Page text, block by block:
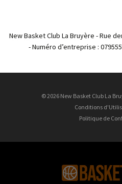
New Basket Club La Bruyère - Rue
- Numéro d’entreprise :
© 2026 New Basket Club La
Conditions
Politique de